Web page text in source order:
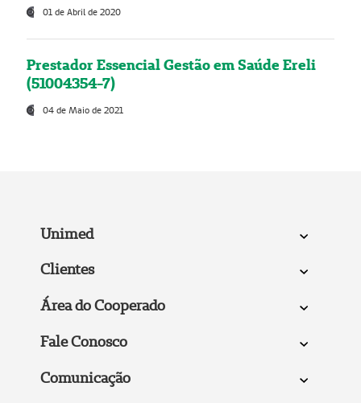
01 de Abril de 2020
Prestador Essencial Gestão em Saúde Ereli
(51004354-7)
04 de Maio de 2021
Unimed
Clientes
Área do Cooperado
Fale Conosco
Comunicação